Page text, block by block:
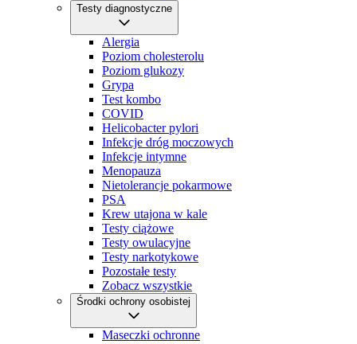
Testy diagnostyczne
Alergia
Poziom cholesterolu
Poziom glukozy
Grypa
Test kombo
COVID
Helicobacter pylori
Infekcje dróg moczowych
Infekcje intymne
Menopauza
Nietolerancje pokarmowe
PSA
Krew utajona w kale
Testy ciążowe
Testy owulacyjne
Testy narkotykowe
Pozostałe testy
Zobacz wszystkie
Środki ochrony osobistej
Maseczki ochronne